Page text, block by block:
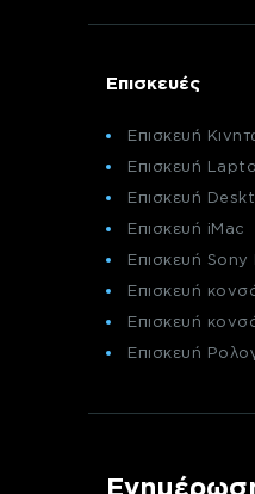
Επισκευές
Επισκευή
Επισκευή
Επισκευή
Επισκευή iMac
Επισκευή
Επισκευή
Επισκευή
Επισκευή